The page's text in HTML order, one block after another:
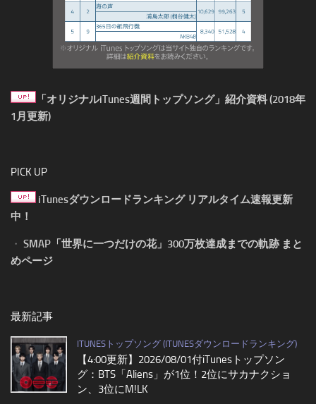
「オリジナルiTunes週間トップソング」紹介資料 (2018年
1月更新)
PICK UP
iTunesダウンロードランキング リアルタイム速報更新
中！
・ SMAP「世界に一つだけの花」300万枚達成までの軌跡 まと
めページ
最新記事
ITUNESトップソング (ITUNESダウンロードランキング)
【4:00更新】2026/08/01付iTunesトップソン
グ：BTS「Aliens」が1位！2位にサカナクショ
ン、3位にM!LK